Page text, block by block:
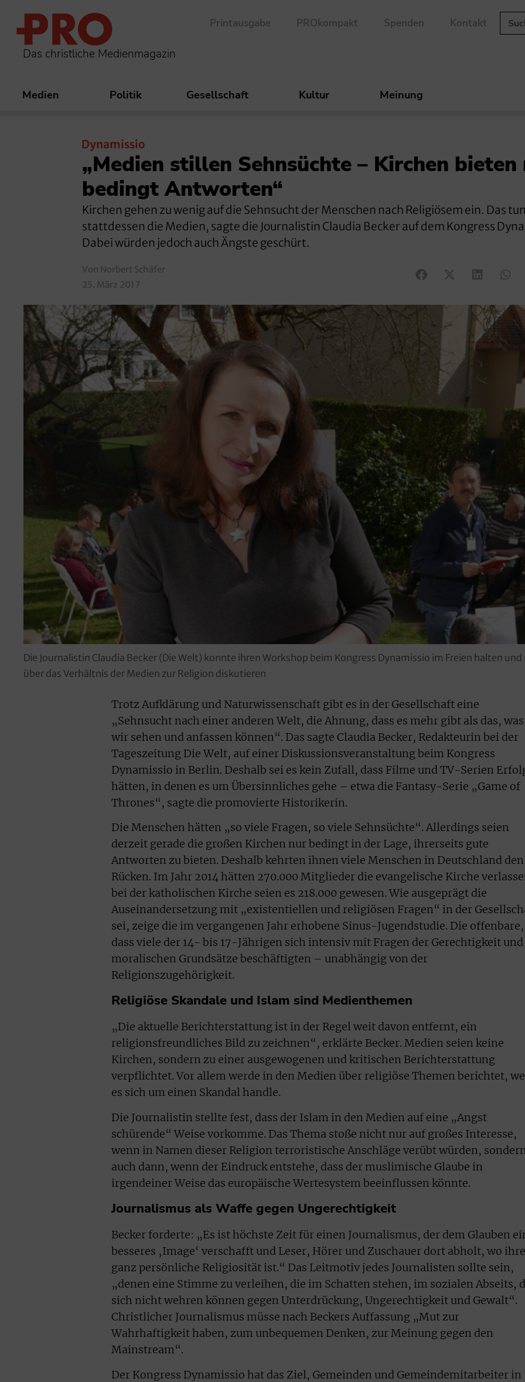
Das christliche Medienmagazin
Printausgabe PROkompakt Spenden Kontakt
Medien Politik Gesellschaft Kultur Meinung
Dynamissio
„Medien stillen Sehnsüchte – Kirchen bieten
bedingt Antworten“
Kirchen gehen zu wenig auf die Sehnsucht der Menschen nach Religiösem ein. Das
stattdessen die Medien, sagte die Journalistin Claudia Becker auf dem Kongress
Dabei würden jedoch auch Ängste geschürt.
Von Norbert Schäfer
25. März 2017
Die Journalistin Claudia Becker (Die Welt) konnte ihren Workshop beim Kongress Dynamissio im Freien halten
über das Verhältnis der Medien zur Religion diskutieren
Trotz Aufklärung und Naturwissenschaft gibt es in der Gesellschaft eine
„Sehnsucht nach einer anderen Welt, die Ahnung, dass es mehr gibt als das, was
wir sehen und anfassen können“. Das sagte Claudia Becker, Redakteurin bei der
Tageszeitung Die Welt, auf einer Diskussionsveranstaltung beim Kongress
Dynamissio in Berlin. Deshalb sei es kein Zufall, dass Filme und TV-Serien
hätten, in denen es um Übersinnliches gehe – etwa die Fantasy-Serie „Game of
Thrones“, sagte die promovierte Historikerin.
Die Menschen hätten „so viele Fragen, so viele Sehnsüchte“. Allerdings seien
derzeit gerade die großen Kirchen nur bedingt in der Lage, ihrerseits gute
Antworten zu bieten. Deshalb kehrten ihnen viele Menschen in Deutschland den
Rücken. Im Jahr 2014 hätten 270.000 Mitglieder die evangelische Kirche
bei der katholischen Kirche seien es 218.000 gewesen. Wie ausgeprägt die
Auseinandersetzung mit „existentiellen und religiösen Fragen“ in der
sei, zeige die im vergangenen Jahr erhobene Sinus-Jugendstudie. Die offenbare,
dass viele der 14- bis 17-Jährigen sich intensiv mit Fragen der Gerechtigkeit und
moralischen Grundsätze beschäftigten – unabhängig von der
Religionszugehörigkeit.
Religiöse Skandale und Islam sind Medienthemen
„Die aktuelle Berichterstattung ist in der Regel weit davon entfernt, ein
religionsfreundliches Bild zu zeichnen“, erklärte Becker. Medien seien keine
Kirchen, sondern zu einer ausgewogenen und kritischen Berichterstattung
verpflichtet. Vor allem werde in den Medien über religiöse Themen berichtet,
es sich um einen Skandal handle.
Die Journalistin stellte fest, dass der Islam in den Medien auf eine „Angst
schürende“ Weise vorkomme. Das Thema stoße nicht nur auf großes Interesse,
wenn in Namen dieser Religion terroristische Anschläge verübt würden,
auch dann, wenn der Eindruck entstehe, dass der muslimische Glaube in
irgendeiner Weise das europäische Wertesystem beeinflussen könnte.
Journalismus als Waffe gegen Ungerechtigkeit
Becker forderte: „Es ist höchste Zeit für einen Journalismus, der dem Glauben
besseres ‚Image‘ verschafft und Leser, Hörer und Zuschauer dort abholt, wo ihre
ganz persönliche Religiosität ist.“ Das Leitmotiv jedes Journalisten sollte sein,
„denen eine Stimme zu verleihen, die im Schatten stehen, im sozialen Abseits,
sich nicht wehren können gegen Unterdrückung, Ungerechtigkeit und Gewalt“.
Christlicher Journalismus müsse nach Beckers Auffassung „Mut zur
Wahrhaftigkeit haben, zum unbequemen Denken, zur Meinung gegen den
Mainstream“.
Der Kongress Dynamissio hat das Ziel, Gemeinden und Gemeindemitarbeiter in